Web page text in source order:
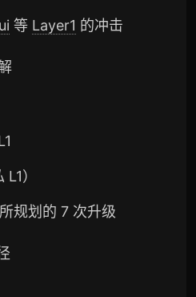
等 Layer1 的冲击
）
规划的 7 次升级